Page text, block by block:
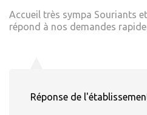
Accueil très sympa Souriants
répond à nos demandes
Réponse de